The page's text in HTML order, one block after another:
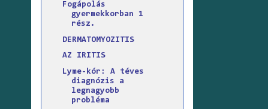
Fogápolás
gyermekkorban 1
rész.
DERMATOMYOZITIS
AZ IRITIS
Lyme-kór: A téves
diagnózis a
legnagyobb
probléma